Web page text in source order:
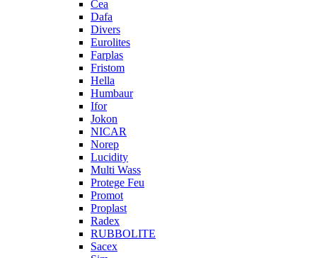
Cea
Dafa
Divers
Eurolites
Farplas
Fristom
Hella
Humbaur
Ifor
Jokon
NICAR
Norep
Lucidity
Multi Wass
Protege Feu
Promot
Proplast
Radex
RUBBOLITE
Sacex